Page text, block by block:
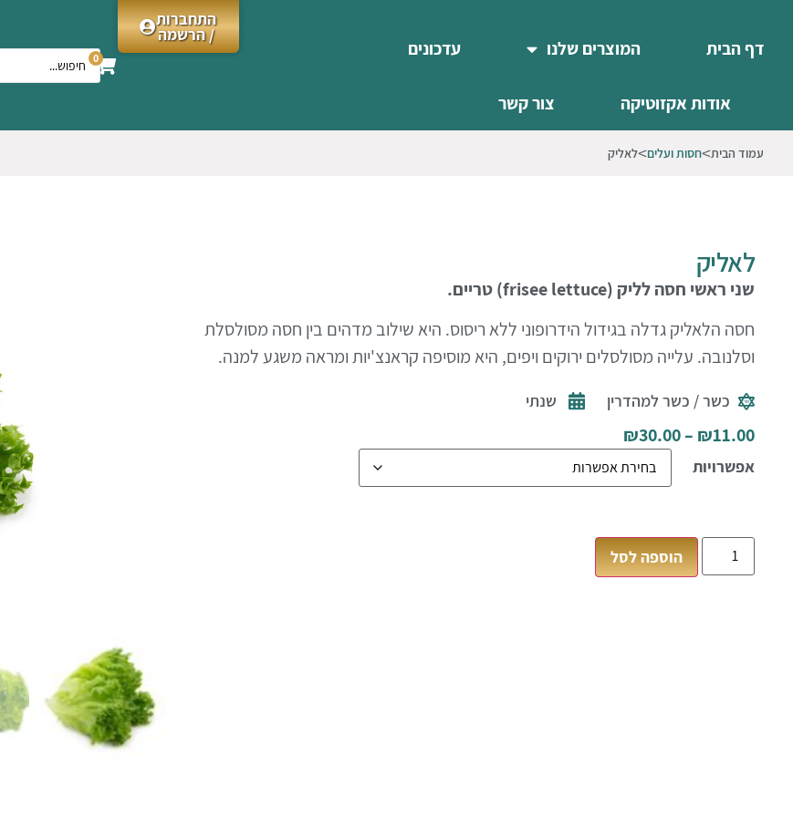
0
התחברות
/ הרשמה
דף הבית המוצרים שלנו עדכונים
אודות אקזוטיקה צור קשר
עמוד הבית חסות ועלים לאליק
לאליק
שני ראשי חסה לליק (frisee lettuce) טריים.
חסה הלאליק גדלה בגידול הידרופוני ללא ריסוס. היא שילוב מדהים בין חסה מסולסלת
וסלנובה. עלייה מסולסלים ירוקים ויפים, היא מוסיפה קראנצ'יות ומראה משגע למנה.
כשר / כשר למהדרין שנתי
₪11.00
–
₪30.00
אפשרויות
הוספה לסל